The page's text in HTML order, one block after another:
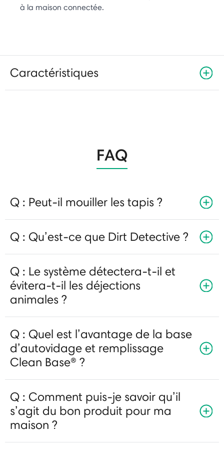
à la maison connectée.
Caractéristiques
FAQ
Q : Peut-il mouiller les tapis ?
Q : Qu’est-ce que Dirt Detective ?
Q : Le système détectera-t-il et
évitera-t-il les déjections
animales ?
Q : Quel est l’avantage de la base
d’autovidage et remplissage
Clean Base® ?
Q : Comment puis-je savoir qu’il
s’agit du bon produit pour ma
maison ?